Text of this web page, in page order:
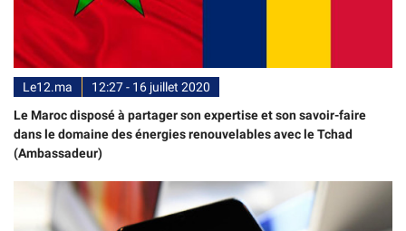
Le12.ma
12:27 - 16 juillet 2020
Le Maroc disposé à partager son expertise et son savoir-faire
dans le domaine des énergies renouvelables avec le Tchad
(Ambassadeur)